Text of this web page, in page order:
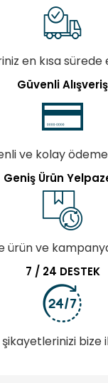
en kısa sürede
Güvenli Alışveriş
ve kolay
Geniş Ürün
ürün ve
7 / 24 DESTEK
bize